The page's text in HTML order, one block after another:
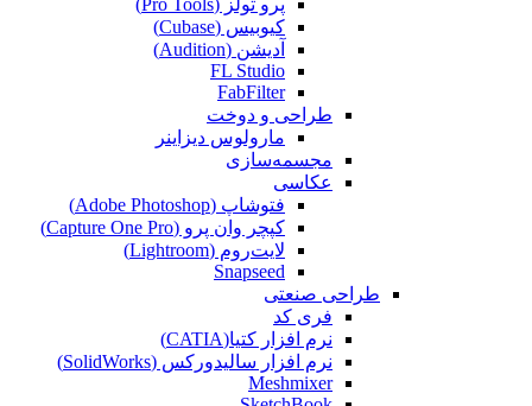
کیوبیس (Cubase‎)
آدیشن (Audition)
FL Studio
FabFilter
طراحی و دوخت
مارولوس دیزاینر
مجسمه‌سازی‌
عکاسی
فتوشاپ (Adobe Photoshop)
کپچر وان پرو (Capture One Pro)
لایت‌روم (Lightroom)
Snapseed
طراحی صنعتی
فری کد
نرم افزار کتیا(CATIA)
نرم افزار سالیدورکس (SolidWorks)
Meshmixer